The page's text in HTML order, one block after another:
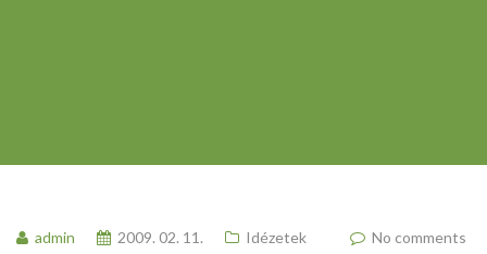
admin 2009. 02. 11. Idézetek No comments